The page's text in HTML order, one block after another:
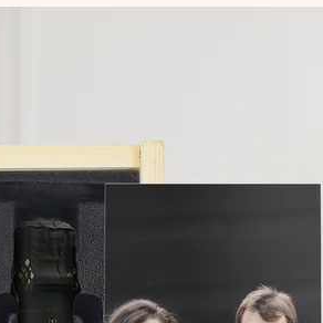
étapes – avec son prénom, votre photo